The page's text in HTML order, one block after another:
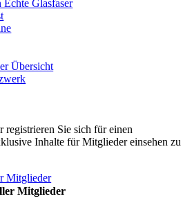
Echte Glasfaser
Übersicht
registrieren Sie sich für einen
Inhalte für Mitglieder einsehen zu
Mitglieder
Mitglieder